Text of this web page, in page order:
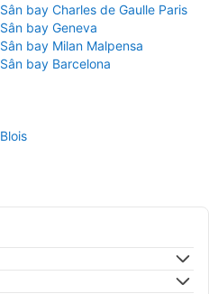
Sân bay Charles de Gaulle Paris
Sân bay Geneva
Sân bay Milan Malpensa
Sân bay Barcelona
Blois